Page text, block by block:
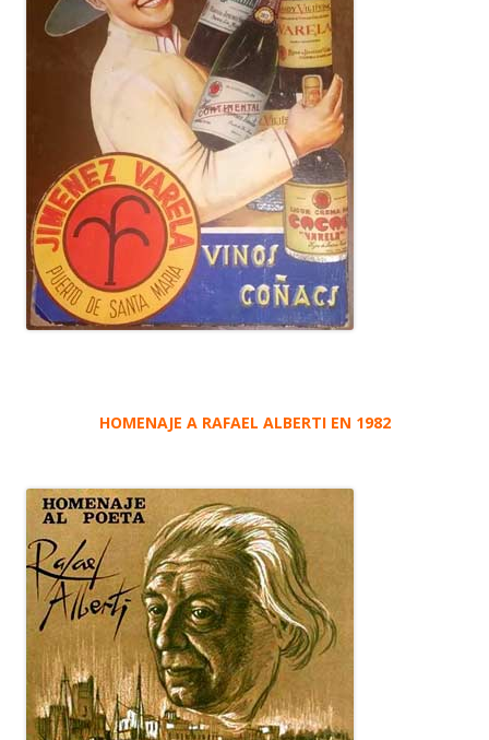
HOMENAJE A RAFAEL ALBERTI EN 1982